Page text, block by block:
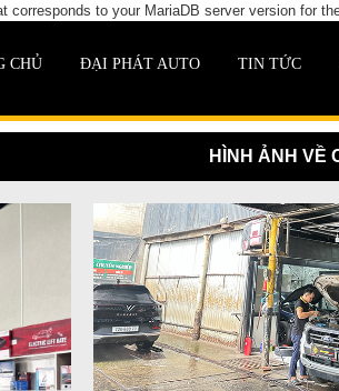
corresponds to your MariaDB server version for
CHỦ ĐẠI PHÁT AUTO TIN TỨC
HÌNH ẢNH VỀ